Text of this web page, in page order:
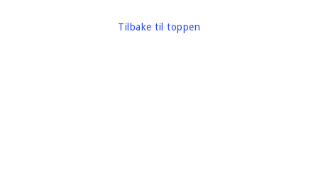
Tilbake til toppen